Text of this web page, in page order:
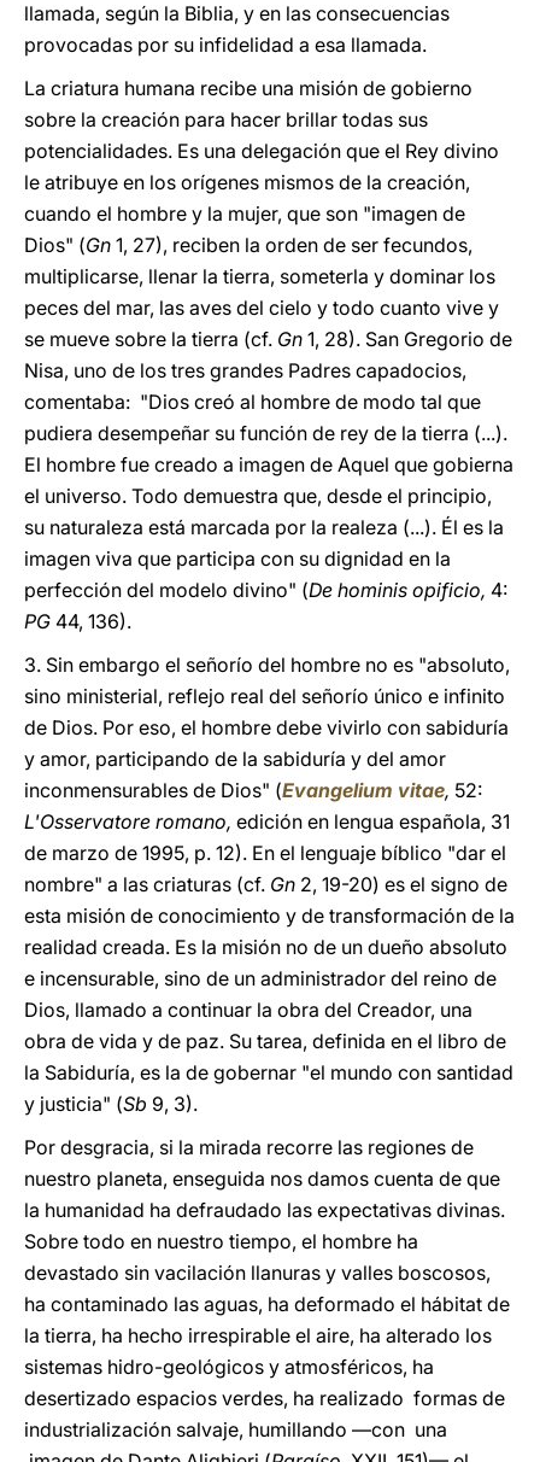
llamada, según la Biblia, y en las consecuencias
provocadas por su infidelidad a esa llamada.
La criatura humana recibe una misión de gobierno
sobre la creación para hacer brillar todas sus
potencialidades. Es una delegación que el Rey divino
le atribuye en los orígenes mismos de la creación,
cuando el hombre y la mujer, que son "imagen de
Dios" (Gn 1, 27), reciben la orden de ser fecundos,
multiplicarse, llenar la tierra, someterla y dominar los
peces del mar, las aves del cielo y todo cuanto vive y
se mueve sobre la tierra (cf. Gn 1, 28). San Gregorio de
Nisa, uno de los tres grandes Padres capadocios,
comentaba: "Dios creó al hombre de modo tal que
pudiera desempeñar su función de rey de la tierra (...).
El hombre fue creado a imagen de Aquel que gobierna
el universo. Todo demuestra que, desde el principio,
su naturaleza está marcada por la realeza (...). Él es la
imagen viva que participa con su dignidad en la
perfección del modelo divino" (De hominis opificio, 4:
PG 44, 136).
3. Sin embargo el señorío del hombre no es "absoluto,
sino ministerial, reflejo real del señorío único e infinito
de Dios. Por eso, el hombre debe vivirlo con sabiduría
y amor, participando de la sabiduría y del amor
inconmensurables de Dios" (Evangelium vitae, 52:
L'Osservatore romano, edición en lengua española, 31
de marzo de 1995, p. 12). En el lenguaje bíblico "dar el
nombre" a las criaturas (cf. Gn 2, 19-20) es el signo de
esta misión de conocimiento y de transformación de la
realidad creada. Es la misión no de un dueño absoluto
e incensurable, sino de un administrador del reino de
Dios, llamado a continuar la obra del Creador, una
obra de vida y de paz. Su tarea, definida en el libro de
la Sabiduría, es la de gobernar "el mundo con santidad
y justicia" (Sb 9, 3).
Por desgracia, si la mirada recorre las regiones de
nuestro planeta, enseguida nos damos cuenta de que
la humanidad ha defraudado las expectativas divinas.
Sobre todo en nuestro tiempo, el hombre ha
devastado sin vacilación llanuras y valles boscosos,
ha contaminado las aguas, ha deformado el hábitat de
la tierra, ha hecho irrespirable el aire, ha alterado los
sistemas hidro-geológicos y atmosféricos, ha
desertizado espacios verdes, ha realizado formas de
industrialización salvaje, humillando —con una